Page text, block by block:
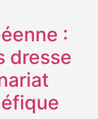
:
dresse